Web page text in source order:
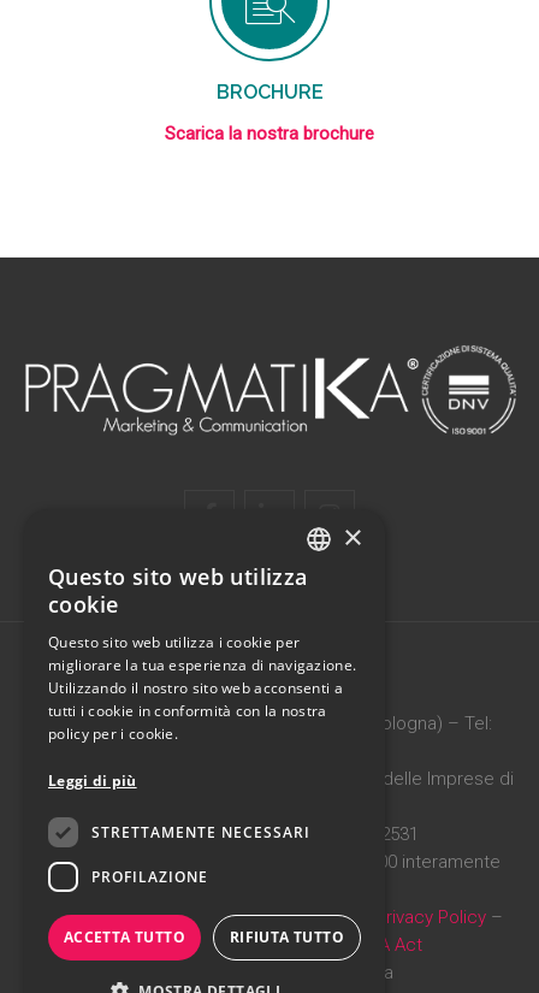
BROCHURE
Scarica la nostra brochure
PRAGMATIKA SRL
Via Vittoria, 5 b – 40068 – San Lazzaro (Bologna) – Tel:
C.F./P.IVA: 02088551201 – Iscritta al registro delle Imprese di
Iscritta al R.E.A. di Bologna n° 412531
Capitale Sociale Sottoscritto Euro 16.000.00 interamente
Pec:comunicazioni@pec.pragmatika.it– Privacy Policy –
Cookie Policy –Codice Etico –
IA Act
: Mollusco&balena
×
Questo sito web utilizza
cookie
Questo sito web utilizza i cookie per
migliorare la tua esperienza di navigazione.
Utilizzando il nostro sito web acconsenti a
tutti i cookie in conformità con la nostra
policy per i cookie.
Leggi di più
STRETTAMENTE NECESSARI
PROFILAZIONE
ACCETTA TUTTO RIFIUTA TUTTO